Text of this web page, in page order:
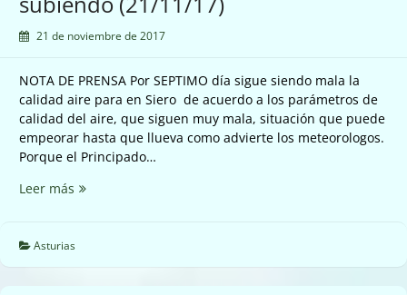
toman
(21/11/17)
21 de noviembre de 2017
NOTA DE PRENSA Por SEPTIMO día sigue siendo mala la
calidad aire para en Siero de acuerdo a los parámetros de
calidad del aire, que siguen muy mala, situación que puede
empeorar hasta que llueva como advierte los meteorologos.
Porque el Principado…
Leer más Por
sigue
Asturias